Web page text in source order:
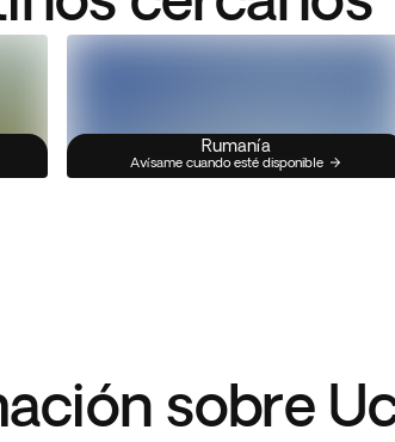
Rumanía
Avísame cuando esté disponible
sobre